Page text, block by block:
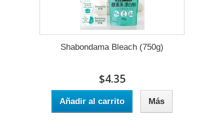
Shabondama Bleach (750g)
$4.35
Añadir al carrito Más